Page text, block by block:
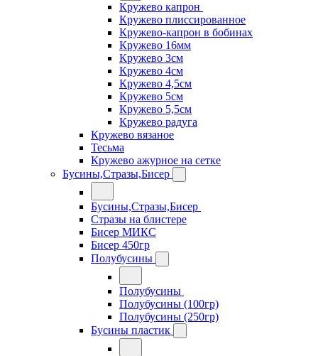
Кружево капрон
Кружево плиссированное
Кружево-капрон в бобинах
Кружево 16мм
Кружево 3см
Кружево 4см
Кружево 4,5см
Кружево 5см
Кружево 5,5см
Кружево радуга
Кружево вязаное
Тесьма
Кружево ажурное на сетке
Бусины,Стразы,Бисер
Бусины,Стразы,Бисер
Стразы на блистере
Бисер МИКС
Бисер 450гр
Полубусины
Полубусины
Полубусины (100гр)
Полубусины (250гр)
Бусины пластик